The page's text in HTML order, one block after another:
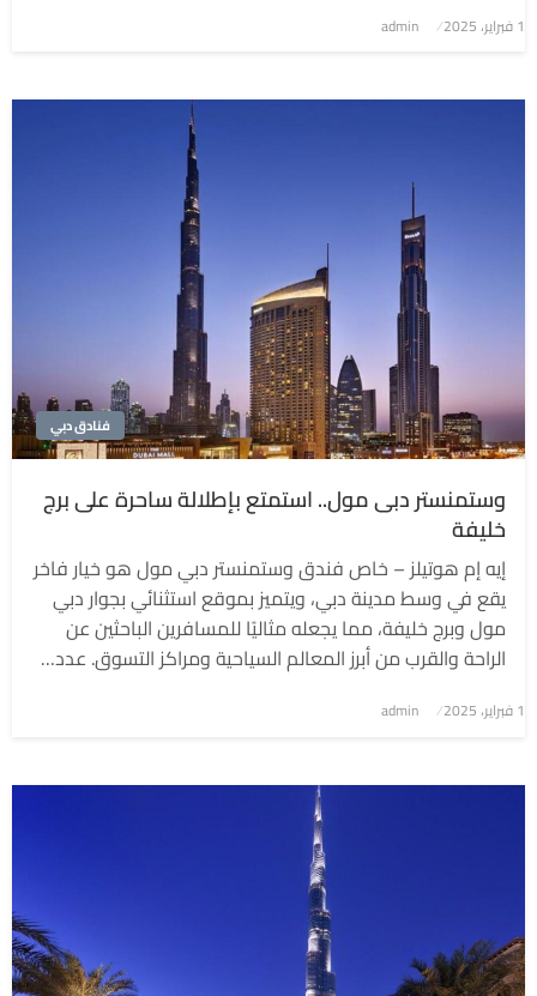
نُشر1 فبراير، 2025 admin
فنادق دبي
وستمنستر دبى مول.. استمتع بإطلالة ساحرة على برج
خليفة
إيه إم هوتيلز – خاص فندق وستمنستر دبي مول هو خيار فاخر
يقع في وسط مدينة دبي، ويتميز بموقع استثنائي بجوار دبي
مول وبرج خليفة، مما يجعله مثاليًا للمسافرين الباحثين عن
الراحة والقرب من أبرز المعالم السياحية ومراكز التسوق. عدد…
نُشر1 فبراير، 2025 admin